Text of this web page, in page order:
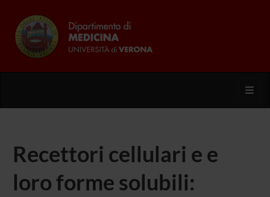
Recettori cellulari e e
loro forme solubili: